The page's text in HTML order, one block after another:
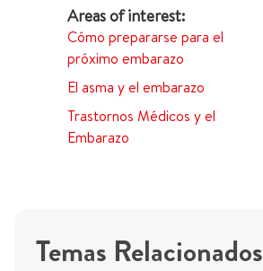
Cómo prepararse para el
próximo embarazo
El asma y el embarazo
Trastornos Médicos y el
Embarazo
Temas Relacionados